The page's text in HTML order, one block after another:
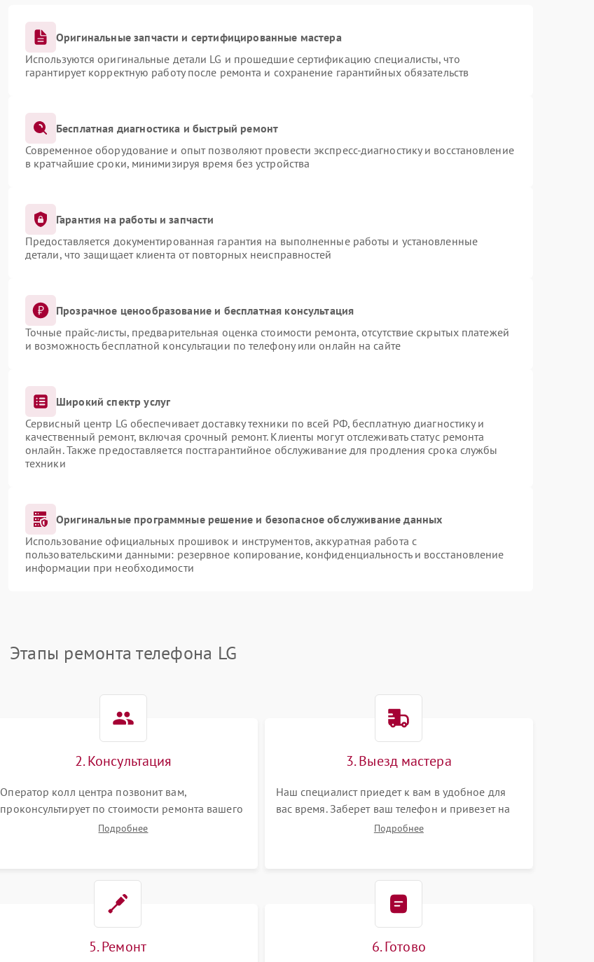
Оригинальные запчасти и сертифицированные мастера
Используются оригинальные детали LG и прошедшие сертификацию специалисты, что
гарантирует корректную работу после ремонта и сохранение гарантийных обязательств
Бесплатная диагностика и быстрый ремонт
Современное оборудование и опыт позволяют провести экспресс-диагностику и восстановление
в кратчайшие сроки, минимизируя время без устройства
Гарантия на работы и запчасти
Предоставляется документированная гарантия на выполненные работы и установленные
детали, что защищает клиента от повторных неисправностей
Прозрачное ценообразование и бесплатная консультация
Точные прайс-листы, предварительная оценка стоимости ремонта, отсутствие скрытых платежей
и возможность бесплатной консультации по телефону или онлайн на сайте
Широкий спектр услуг
Сервисный центр LG обеспечивает доставку техники по всей РФ, бесплатную диагностику и
качественный ремонт, включая срочный ремонт. Клиенты могут отслеживать статус ремонта
онлайн. Также предоставляется постгарантийное обслуживание для продления срока службы
техники
Оригинальные программные решение и безопасное обслуживание данных
Использование официальных прошивок и инструментов, аккуратная работа с
пользовательскими данными: резервное копирование, конфиденциальность и восстановление
информации при необходимости
Этапы ремонта телефона LG
2. Консультация
Оператор колл центра позвонит вам,
проконсультирует по стоимости ремонта вашего
телефона а также ответит на все ваши вопросы.
Подробнее
3. Выезд мастера
Наш специалист приедет к вам в удобное для
вас время. Заберет ваш телефон и привезет на
склад для диагностики.Подробнее
5. Ремонт 6. Готово